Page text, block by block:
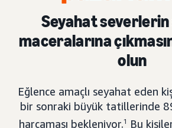
Seyahat
maceralarına
olun
Eğlence amaçlı seyahat eden
bir sonraki büyük tatillerinde
harcaması bekleniyor.1
Bu